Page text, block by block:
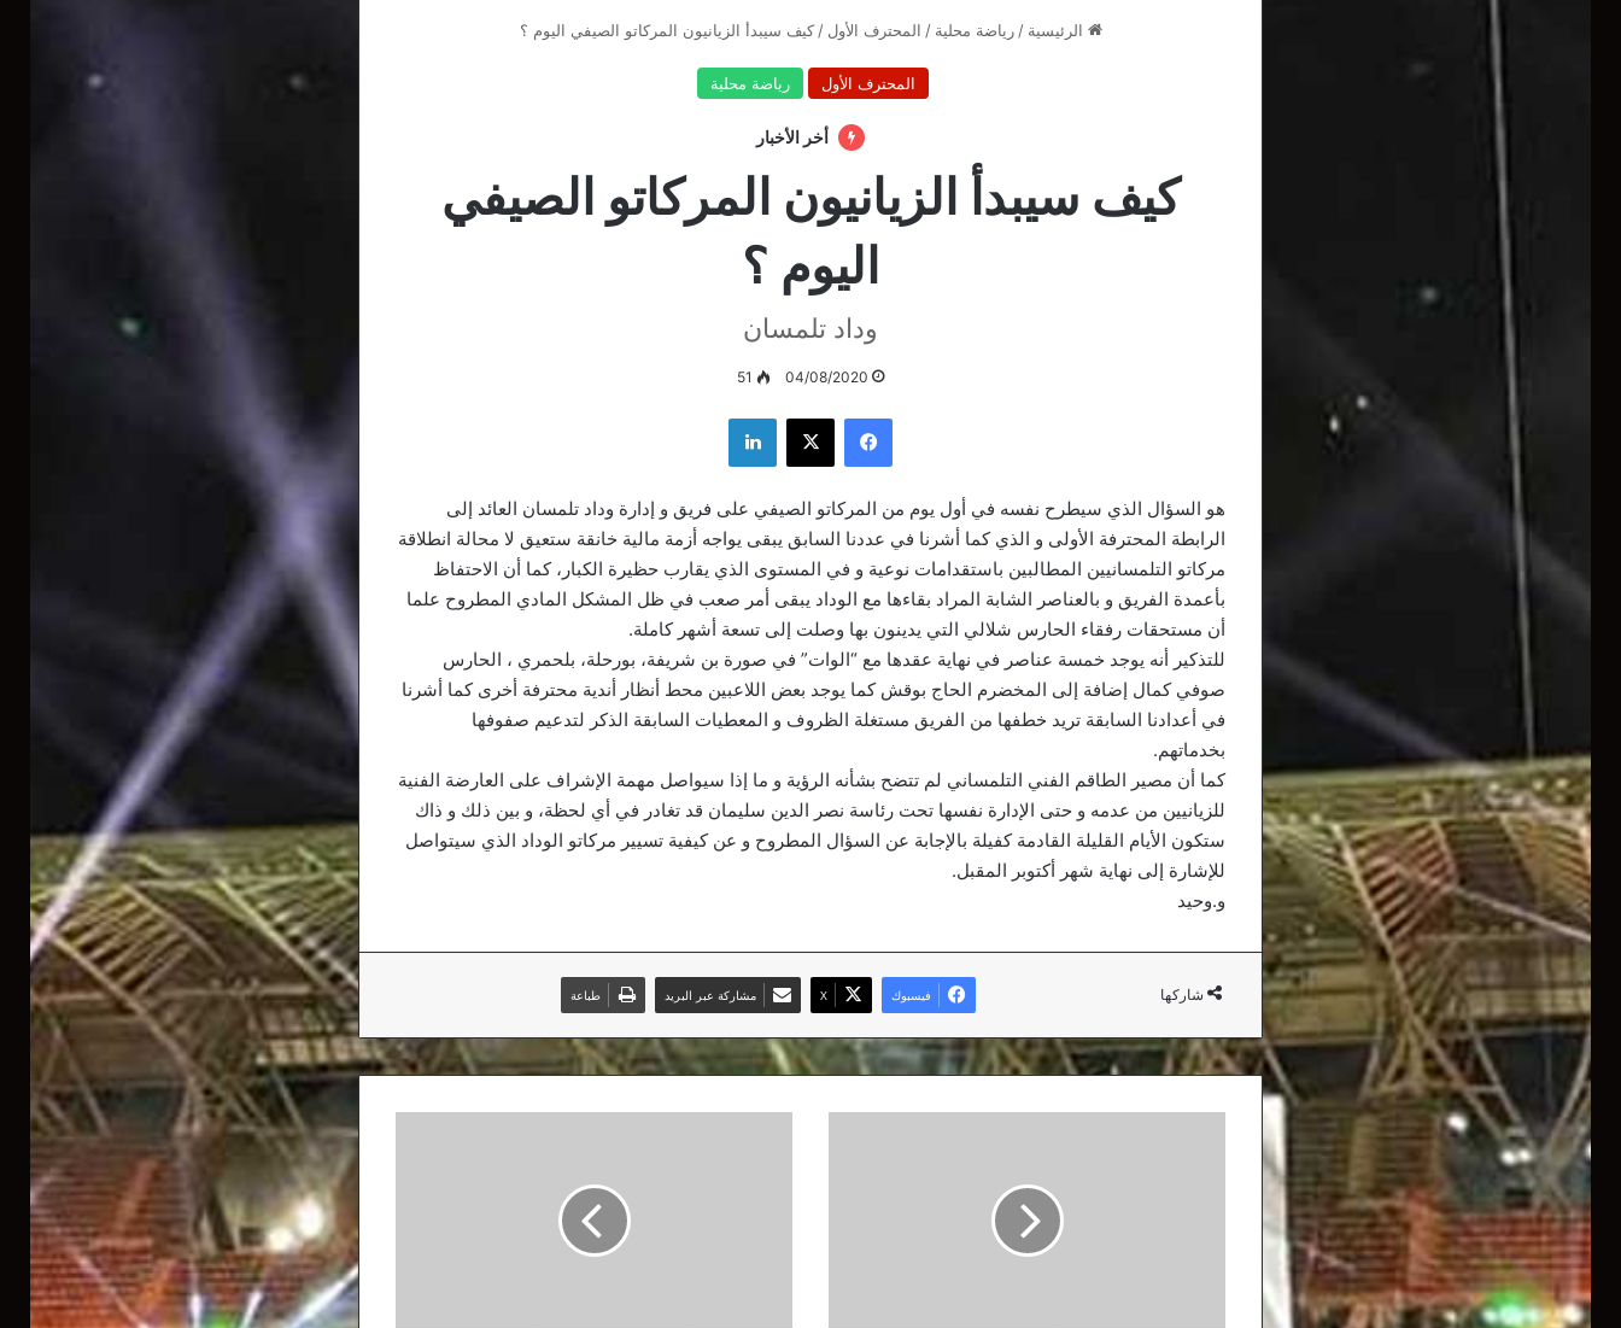
الرئيسية / رياضة محلية / المحترف الأول / كيف سيبدأ الزيانيون المركاتو الصيفي اليوم ؟
المحترف الأول رياضة محلية
أخر الأخبار
كيف سيبدأ الزيانيون المركاتو الصيفي
اليوم ؟
وداد تلمسان
04/08/2020
51
فيسبوك ‫X لينكدإن
هو السؤال الذي سيطرح نفسه في أول يوم من المركاتو الصيفي على فريق و إدارة وداد تلمسان العائد إلى
الرابطة المحترفة الأولى و الذي كما أشرنا في عددنا السابق يبقى يواجه أزمة مالية خانقة ستعيق لا محالة انطلاقة
مركاتو التلمسانيين المطالبين باستقدامات نوعية و في المستوى الذي يقارب حظيرة الكبار، كما أن الاحتفاظ
بأعمدة الفريق و بالعناصر الشابة المراد بقاءها مع الوداد يبقى أمر صعب في ظل المشكل المادي المطروح علما
أن مستحقات رفقاء الحارس شلالي التي يدينون بها وصلت إلى تسعة أشهر كاملة.
للتذكير أنه يوجد خمسة عناصر في نهاية عقدها مع “الوات” في صورة بن شريفة، بورحلة، بلحمري ، الحارس
صوفي كمال إضافة إلى المخضرم الحاج بوقش كما يوجد بعض اللاعبين محط أنظار أندية محترفة أخرى كما أشرنا
في أعدادنا السابقة تريد خطفها من الفريق مستغلة الظروف و المعطيات السابقة الذكر لتدعيم صفوفها
بخدماتهم.
كما أن مصير الطاقم الفني التلمساني لم تتضح بشأنه الرؤية و ما إذا سيواصل مهمة الإشراف على العارضة الفنية
للزيانيين من عدمه و حتى الإدارة نفسها تحت رئاسة نصر الدين سليمان قد تغادر في أي لحظة، و بين ذلك و ذاك
ستكون الأيام القليلة القادمة كفيلة بالإجابة عن السؤال المطروح و عن كيفية تسيير مركاتو الوداد الذي سيتواصل
للإشارة إلى نهاية شهر أكتوبر المقبل.
و.وحيد
شاركها فيسبوك ‫X مشاركة عبر البريد طباعة